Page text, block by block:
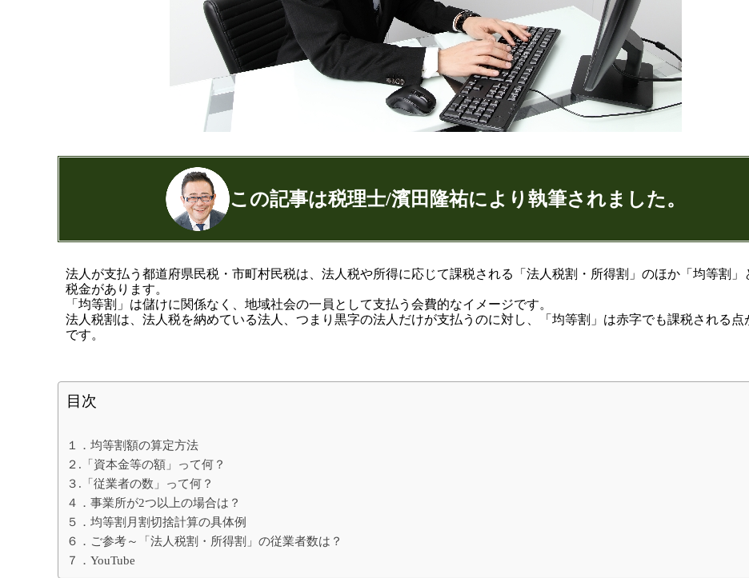
この記事は税理士/濱田隆祐により執筆されました。
公認会計士・税理士：濱田隆祐(はまだりゅうすけ)
はまだ税理士法人
近畿税理士会 神戸支部：登録番号121899
日本公認会計士協会 兵庫会：
登録番号17074
あずさ監査法人出身
相続専門サイト：
法人が支払う都道府県民税・市町村民税は、法人税や所得に応じて課税される「法人税割・所得割」のほか「均等割」
税金があります。
「均等割」は儲けに関係なく、地域社会の一員として支払う会費的なイメージです。
法人税割は、法人税を納めている法人、つまり黒字の法人だけが支払うのに対し、「均等割」は赤字でも課税される点
です。
目次
１．均等割額の算定方法
２.「資本金等の額」って何？
３.「従業者の数」って何？
４．事業所が2つ以上の場合は？
５．均等割月割切捨計算の具体例
６．ご参考～「法人税割・所得割」の従業者数は？
７．YouTube